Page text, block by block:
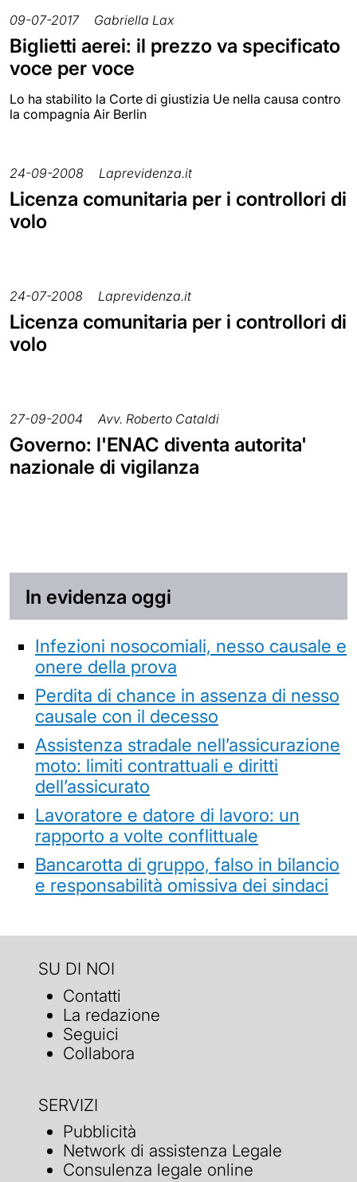
09-07-2017 Gabriella Lax
Biglietti aerei: il prezzo va specificato
voce per voce
Lo ha stabilito la Corte di giustizia Ue nella causa contro
la compagnia Air Berlin
24-09-2008 Laprevidenza.it
Licenza comunitaria per i controllori di
volo
24-07-2008 Laprevidenza.it
Licenza comunitaria per i controllori di
volo
27-09-2004 Avv. Roberto Cataldi
Governo: l'ENAC diventa autorita'
nazionale di vigilanza
In evidenza oggi
Infezioni nosocomiali, nesso causale e
onere della prova
Perdita di chance in assenza di nesso
causale con il decesso
Assistenza stradale nell’assicurazione
moto: limiti contrattuali e diritti
dell’assicurato
Lavoratore e datore di lavoro: un
rapporto a volte conflittuale
Bancarotta di gruppo, falso in bilancio
e responsabilità omissiva dei sindaci
SU DI NOI
Contatti
La redazione
Seguici
Collabora
SERVIZI
Pubblicità
Network di assistenza Legale
Consulenza legale online